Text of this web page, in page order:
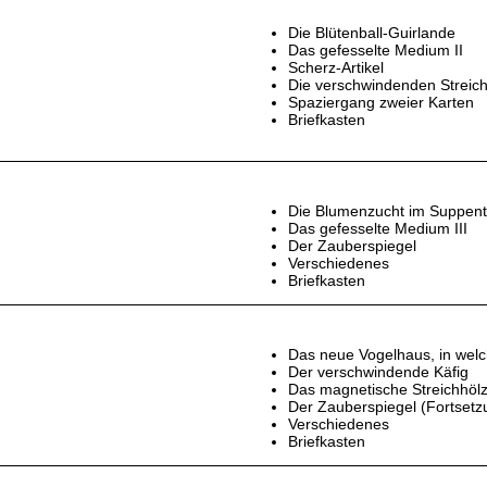
Die Blütenball-Guirlande
Das gefesselte Medium II
Scherz-Artikel
Die verschwindenden
Spaziergang zweier Karten
Briefkasten
Die Blumenzucht im
Das gefesselte Medium III
Der Zauberspiegel
Verschiedenes
Briefkasten
Das neue Vogelhaus, in
Der verschwindende Käfig
Das magnetische
Der Zauberspiegel
Verschiedenes
Briefkasten